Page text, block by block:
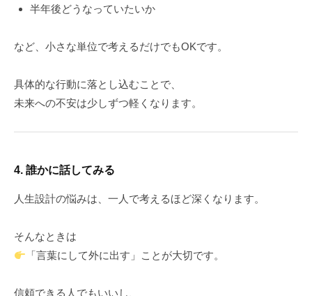
半年後どうなっていたいか
など、小さな単位で考えるだけでもOKです。
具体的な行動に落とし込むことで、
未来への不安は少しずつ軽くなります。
4. 誰かに話してみる
人生設計の悩みは、一人で考えるほど深くなります。
そんなときは
「言葉にして外に出す」ことが大切です。
信頼できる人でもいいし、